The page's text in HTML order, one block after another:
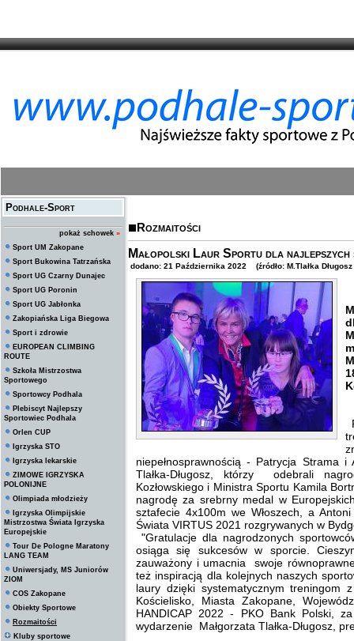
Podhale-Sport
pokaż schowek »
Sport UM Zakopane
Sport Bukowina Tatrzańska
Sport UG Czarny Dunajec
Sport UG Poronin
Sport UG Jabłonka
Zakopiańska Liga Biegowa
Sport i zdrowie
EUROPEAN CLIMBING
ROUTE
Szkoła Mistrzostwa
Sportowego
Sportowcy Podhala
Plebiscyt Najlepszy
Sportowiec Podhala
Orlen CUP
Igrzyska STO
Igrzyska lekarskie
ZIMOWE IGRZYSKA
POLONIJNE
Olimpiada młodzieży
Igrzyska Olimpijskie
Mistrzostwa Świata Igrzyska
Europejskie
Tour De Pologne Maratony
LANG TEAM
Uniwersjady, MS Juniorów
ZIOM
COS Zakopane
Obiekty Sportowe
Rozmaitości
Kluby sportowe
Rozmaitości
Małopolski Laur Sportu dla
dodano: 21 Października 2022 (źródło: M.Tlałka
niepełnosprawnością - Patrycja Strama
Tlałka-Długosz, którzy odebrali
Kozłowskiego i Ministra Sportu Kamila
nagrodę za srebrny medal w
sztafecie 4x100m we Włoszech, a
Świata VIRTUS 2021 rozgrywanych w
"Gratulacje dla nagrodzonych
osiąga się sukcesów w sporcie.
zauważony i umacnia swoje
też inspiracją dla kolejnych naszych
laury dzięki systematycznym treningom
Kościelisko, Miasta Zakopane,
HANDICAP 2022 - PKO Bank Polski,
wydarzenie Małgorzata Tlałka-Długosz,